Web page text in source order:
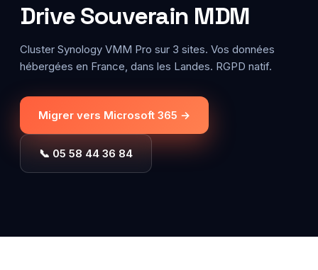
Drive Souverain MDM
Cluster Synology VMM Pro sur 3 sites. Vos données
hébergées en France, dans les Landes. RGPD natif.
Migrer vers Microsoft 365 →
📞 05 58 44 36 84